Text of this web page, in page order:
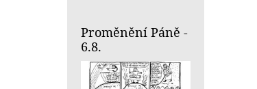
Proměnění Páně -
6.8.